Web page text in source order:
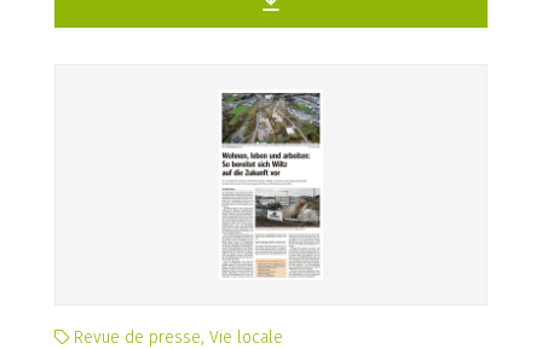
Revue de presse, Vie locale